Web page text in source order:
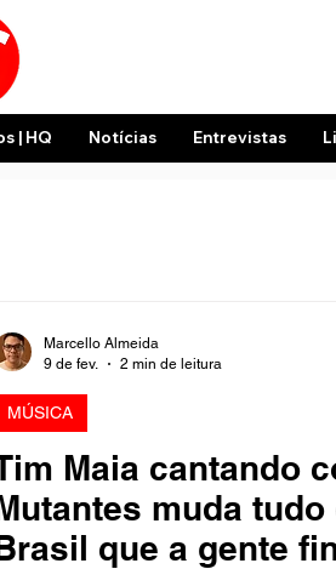
| HQ Notícias Entrevistas
Maia cantando
muda
que a gente
MÚSICA
Marcello Almeida
9 de fev.
2 min de leitura